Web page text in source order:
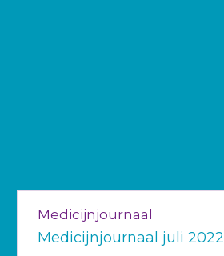
Medicijnjournaal
Medicijnjournaal juli 2022